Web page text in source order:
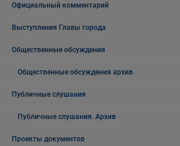
Официальный комментарий
Выступления Главы города
Общественные обсуждения
Общественные обсуждения архив
Публичные слушания
Публичные слушания. Архив
Проекты документов